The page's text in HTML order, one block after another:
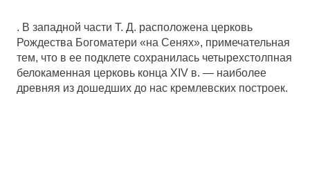
. В западной части Т. Д. расположена церковь
Рождества Богоматери «на Сенях», примечательная
тем, что в ее подклете сохранилась четырехстолпная
белокаменная церковь конца XIV в. — наиболее
древняя из дошедших до нас кремлевских построек.